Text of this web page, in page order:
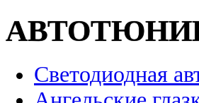
Светодиодная